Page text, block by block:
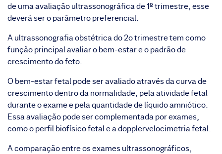
de uma avaliação ultrassonográfica de 1º trimestre, esse
deverá ser o parâmetro preferencial.
A ultrassonografia obstétrica do 2o trimestre tem como
função principal avaliar o bem-estar e o padrão de
crescimento do feto.
O bem-estar fetal pode ser avaliado através da curva de
crescimento dentro da normalidade, pela atividade fetal
durante o exame e pela quantidade de líquido amniótico.
Essa avaliação pode ser complementada por exames,
como o perfil biofísico fetal e a dopplervelocimetria fetal.
A comparação entre os exames ultrassonográficos,